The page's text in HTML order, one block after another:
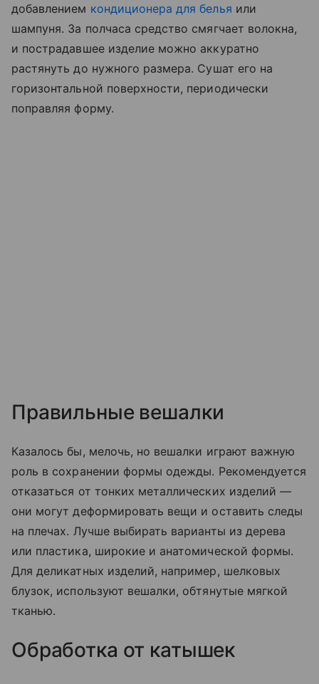
добавлением кондиционера для белья или
шампуня. За полчаса средство смягчает волокна,
и пострадавшее изделие можно аккуратно
растянуть до нужного размера. Сушат его на
горизонтальной поверхности, периодически
поправляя форму.
Правильные вешалки
Казалось бы, мелочь, но вешалки играют важную
роль в сохранении формы одежды. Рекомендуется
отказаться от тонких металлических изделий —
они могут деформировать вещи и оставить следы
на плечах. Лучше выбирать варианты из дерева
или пластика, широкие и анатомической формы.
Для деликатных изделий, например, шелковых
блузок, используют вешалки, обтянутые мягкой
тканью.
Обработка от катышек